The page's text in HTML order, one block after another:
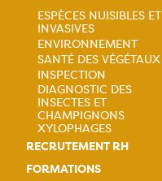
principale
Navigation
principale
ESPÈCES NUISIBLES ET
INVASIVES
ENVIRONNEMENT
SANTÉ DES VÉGÉTAUX
INSPECTION
DIAGNOSTIC DES
INSECTES ET
CHAMPIGNONS
XYLOPHAGES
RECRUTEMENT RH
FORMATIONS